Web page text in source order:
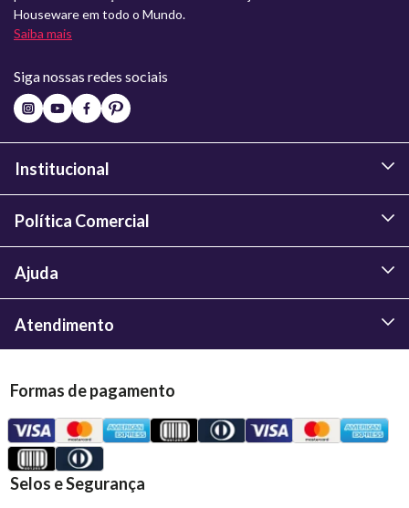
Houseware em todo o Mundo.
Saiba mais
Siga nossas redes sociais
Institucional
Política Comercial
Ajuda
Atendimento
Formas de pagamento
Selos e Segurança